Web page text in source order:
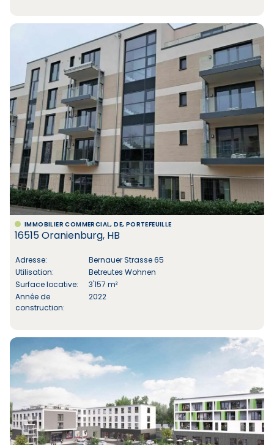
IMMOBILIER COMMERCIAL, DE, PORTEFEUILLE
16515 Oranienburg, HB
Adresse:
Bernauer Strasse 65
Utilisation:
Betreutes Wohnen
Surface locative:
3'157 m²
Année de
construction:
2022